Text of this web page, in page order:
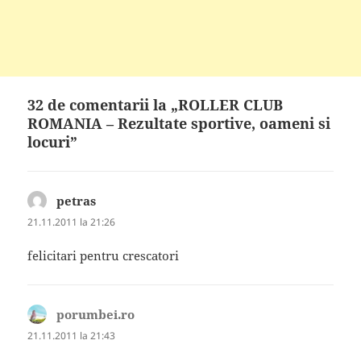
32 de comentarii la „ROLLER CLUB
ROMANIA – Rezultate sportive, oameni si
locuri”
petras
21.11.2011 la 21:26
felicitari pentru crescatori
porumbei.ro
21.11.2011 la 21:43